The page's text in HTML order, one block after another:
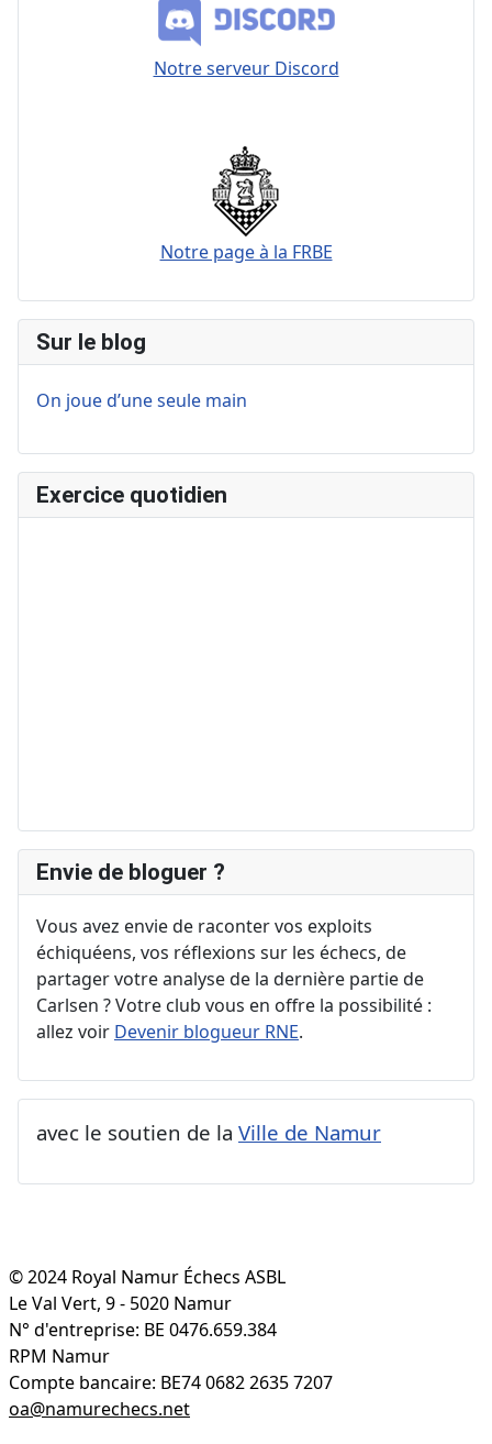
Notre serveur Discord
Notre page à la FRBE
Sur le blog
On joue d’une seule main
Exercice quotidien
Envie de bloguer ?
Vous avez envie de raconter vos exploits
échiquéens, vos réflexions sur les échecs, de
partager votre analyse de la dernière partie de
Carlsen ? Votre club vous en offre la possibilité :
allez voir Devenir blogueur RNE.
avec le soutien de la Ville de Namur
© 2024 Royal Namur Échecs ASBL
Le Val Vert, 9 - 5020 Namur
N° d'entreprise: BE 0476.659.384
RPM Namur
Compte bancaire: BE74 0682 2635 7207
oa@namurechecs.net